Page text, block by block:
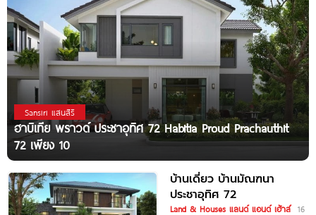
Sansiri แสนสิริ
ฮาบิเทีย พราวด์ ประชาอุทิศ 72 Habitia Proud Prachauthit
72 เพียง 10
บ้านเดี่ยว บ้านมัณฑนา
ประชาอุทิศ 72
Land & Houses แลนด์ แอนด์ เฮ้าส์ 16